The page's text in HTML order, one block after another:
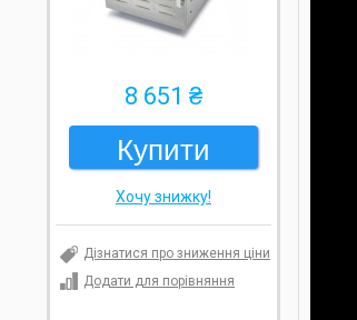
8 651 ₴
Купити
Хочу знижку!
Дізнатися про зниження ціни
Додати для порівняння